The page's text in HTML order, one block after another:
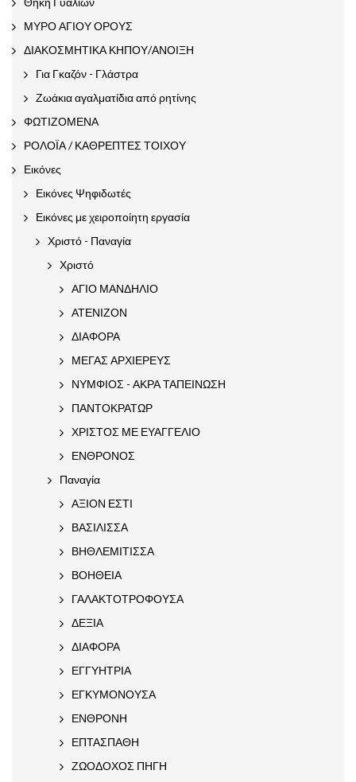
ΜΥΡΟ ΑΓΙΟΥ ΟΡΟΥΣ
ΔΙΑΚΟΣΜΗΤΙΚΑ ΚΗΠΟΥ/ΑΝΟΙΞΗ
Για Γκαζόν - Γλάστρα
Ζωάκια αγαλματίδια από ρητίνης
ΦΩΤΙΖΟΜΕΝΑ
ΡΟΛΟΪΑ / ΚΑΘΡΕΠΤΕΣ ΤΟΙΧΟΥ
Εικόνες
Εικόνες Ψηφιδωτές
Εικόνες με χειροποίητη εργασία
Χριστό - Παναγία
Χριστό
ΑΓΙΟ ΜΑΝΔΗΛΙΟ
ΑΤΕΝΙΖΟΝ
ΔΙΑΦΟΡΑ
ΜΕΓΑΣ ΑΡΧΙΕΡΕΥΣ
ΝΥΜΦΙΟΣ - ΑΚΡΑ ΤΑΠΕΙΝΩΣΗ
ΠΑΝΤΟΚΡΑΤΩΡ
ΧΡΙΣΤΟΣ ΜΕ ΕΥΑΓΓΕΛΙΟ
ΕΝΘΡΟΝΟΣ
Παναγία
ΑΞΙΟΝ ΕΣΤΙ
ΒΑΣΙΛΙΣΣΑ
ΒΗΘΛΕΜΙΤΙΣΣΑ
ΒΟΗΘΕΙΑ
ΓΑΛΑΚΤΟΤΡΟΦΟΥΣΑ
ΔΕΞΙΑ
ΔΙΑΦΟΡΑ
ΕΓΓΥΗΤΡΙΑ
ΕΓΚΥΜΟΝΟΥΣΑ
ΕΝΘΡΟΝΗ
ΕΠΤΑΣΠΑΘΗ
ΖΩΟΔΟΧΟΣ ΠΗΓΗ